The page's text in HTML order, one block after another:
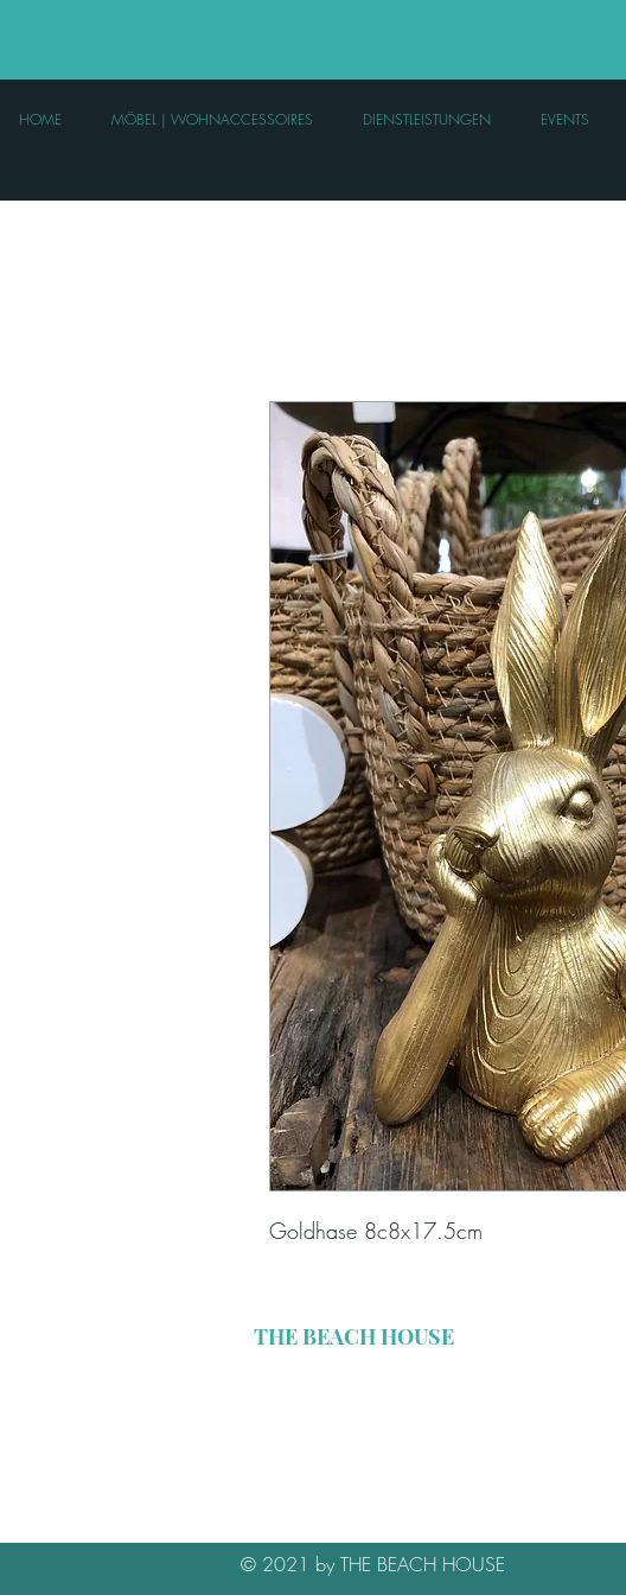
HOME MÖBEL | WOHNACCESSOIRES DIENSTLEISTUNGEN EVENTS
Goldhase 8c8x17.5cm
THE BEACH HOUSE
© 2021 by THE BEACH HOUSE